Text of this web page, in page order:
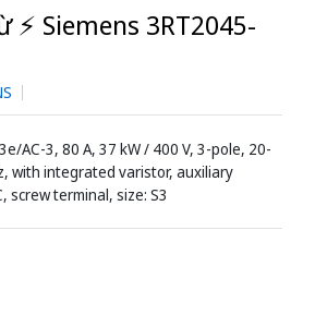
Siemens 3RT2045-
AC-3, 80 A, 37 kW / 400 V, 3-pole, 20-
with integrated varistor, auxiliary
screw terminal, size: S3